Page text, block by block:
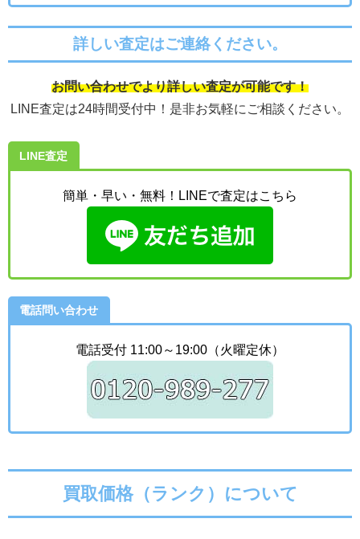
詳しい査定はご連絡ください。
お問い合わせでより詳しい査定が可能です！
LINE査定は24時間受付中！是非お気軽にご相談ください。
LINE査定
簡単・早い・無料！LINEで査定はこちら
電話問い合わせ
電話受付 11:00～19:00（火曜定休）
買取価格（ランク）について